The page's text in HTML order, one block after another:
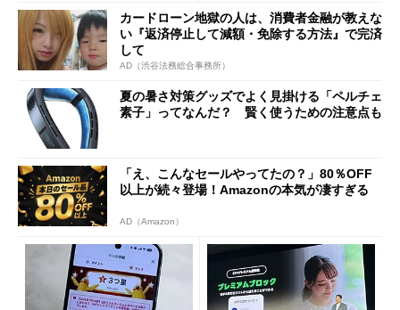
カードローン地獄の人は、消費者金融が教えな
い『返済停止して減額・免除する方法』で完済
して
AD（渋谷法務総合事務所）
夏の暑さ対策グッズでよく見掛ける「ペルチェ
素子」ってなんだ？ 賢く使うための注意点も
「え、こんなセールやってたの？」80％OFF
以上が続々登場！Amazonの本気が凄すぎる
AD（Amazon）